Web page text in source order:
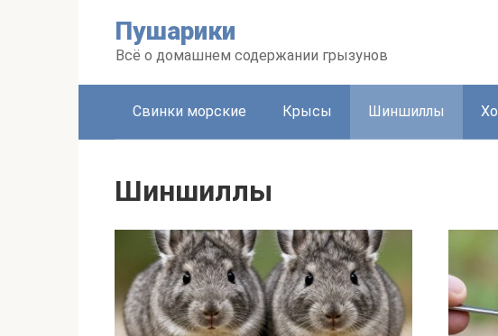
Пушарики
Всё о домашнем содержании грызунов
Свинки морские Крысы Шиншиллы
Шиншиллы